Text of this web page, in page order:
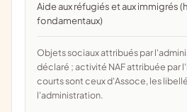
aide aux réfugiés et aux immigrés (hors droits
fondamentaux)
Objets sociaux attribués par l'administration d'après l'objet
déclaré ; activité NAF attribuée par
courts sont ceux d'Assoce, les
l'administration.